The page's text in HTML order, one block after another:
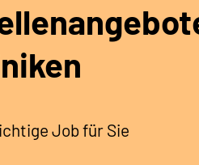
Job für Sie